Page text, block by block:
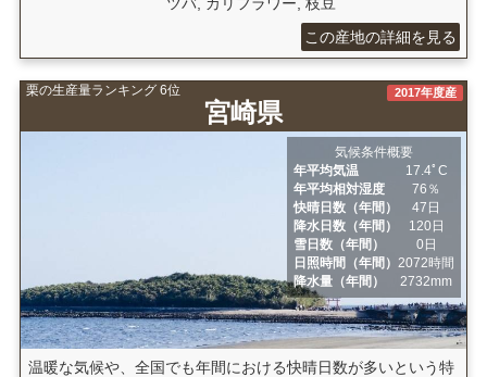
この産地の詳細を見る
栗の生産量ランキング 6位
宮崎県
2017年度産
気候条件概要
年平均気温
17.4ﾟC
年平均相対湿度
76％
快晴日数（年間）
47日
降水日数（年間）
120日
雪日数（年間）
0日
日照時間（年間） 2072時間
降水量（年間）
2732mm
温暖な気候や、全国でも年間における快晴日数が多いという特